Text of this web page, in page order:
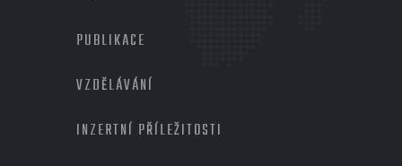
PUBLIKACE
VZDĚLÁVÁNÍ
INZERTNÍ PŘÍLEŽITOSTI